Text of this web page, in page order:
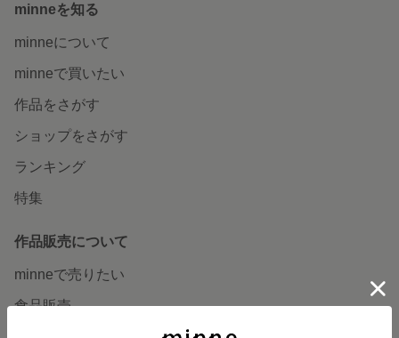
minneを知る
minneについて
minneで買いたい
作品をさがす
ショップをさがす
ランキング
特集
作品販売について
minneで売りたい
食品販売